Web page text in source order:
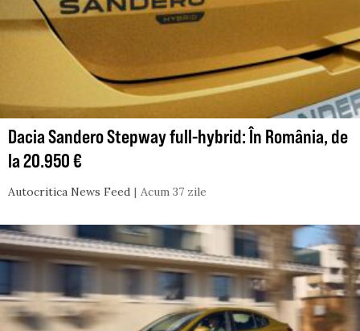
Dacia Sandero Stepway full-hybrid: În România, de
la 20.950 €
Autocritica News Feed Acum 37 zile